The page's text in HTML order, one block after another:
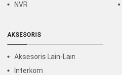
NVR
AKSESORIS
Aksesoris Lain-Lain
Interkom